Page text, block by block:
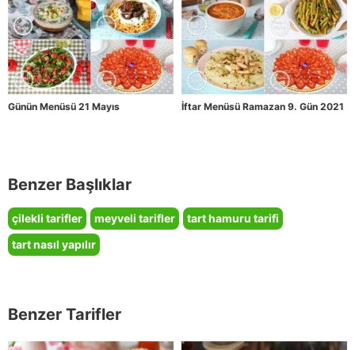
Günün Menüsü 21 Mayıs İftar Menüsü Ramazan 9. Gün 2021
Benzer Başlıklar
çilekli tarifler meyveli tarifler
tart hamuru tarifi
tart nasıl yapılır
Benzer Tarifler